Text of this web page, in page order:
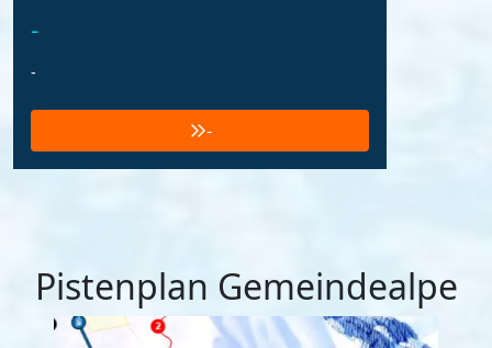
-
-
-
Pistenplan Gemeindealpe